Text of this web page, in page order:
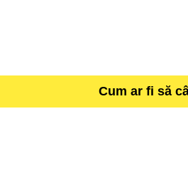
Cum ar fi să